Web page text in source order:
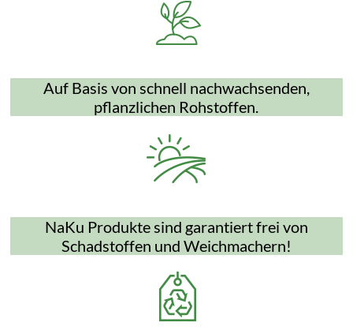
Auf Basis von schnell nachwachsenden,
pflanzlichen Rohstoffen.
NaKu Produkte sind garantiert frei von
Schadstoffen und Weichmachern!